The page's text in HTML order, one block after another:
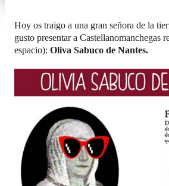
Hoy os traigo a una gran señora de la
gusto presentar a Castellanomanchegas
espacio): Oliva Sabuco de Nantes.